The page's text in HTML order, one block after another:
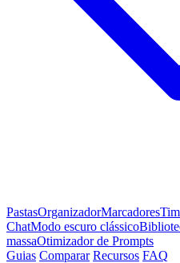
PastasOrganizadorMarcadores
ChatModo escuro clássico
massaOtimizador de Prompts
Guias Comparar Recursos FAQ